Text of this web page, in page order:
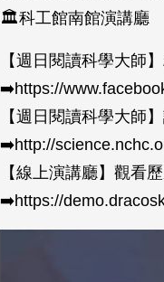
🏛️科工館南館演講廳
【週日閱讀科學大師
➡️https://
【週日閱讀科學大師
➡️http://
【線上演講廳】觀看
➡️https://